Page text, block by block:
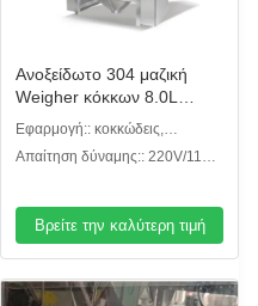
Ανοξείδωτο 304 μαζική
Weigher κόκκων 8.0L
σιταριού γραμμική
πλήρωση βάρους μηχανών
μεγάλη
Εφαρμογή:: κοκκώδεις,
κονιοποιημένοι ή άλλοι τύποι
Απαίτηση δύναμης:: 220V/110V,
Βρείτε την καλύτερη τιμή